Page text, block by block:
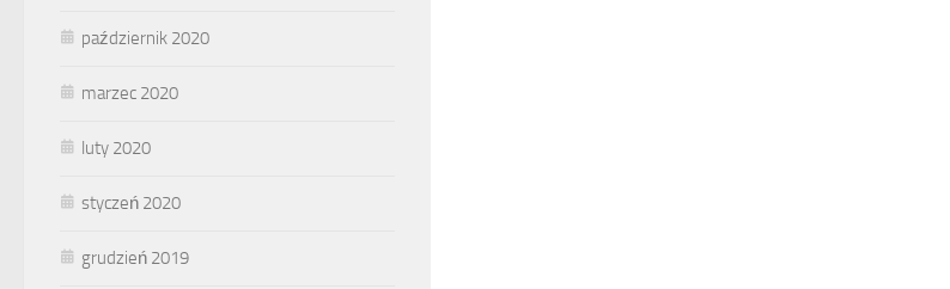
październik 2020
marzec 2020
luty 2020
styczeń 2020
grudzień 2019